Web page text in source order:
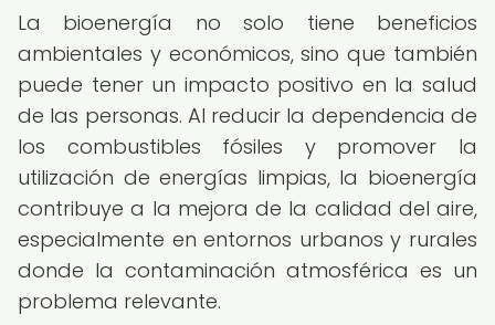
La bioenergía no solo tiene beneficios
ambientales y económicos, sino que también
puede tener un impacto positivo en la salud
de las personas. Al reducir la dependencia de
los combustibles fósiles y promover la
utilización de energías limpias, la bioenergía
contribuye a la mejora de la calidad del aire,
especialmente en entornos urbanos y rurales
donde la contaminación atmosférica es un
problema relevante.